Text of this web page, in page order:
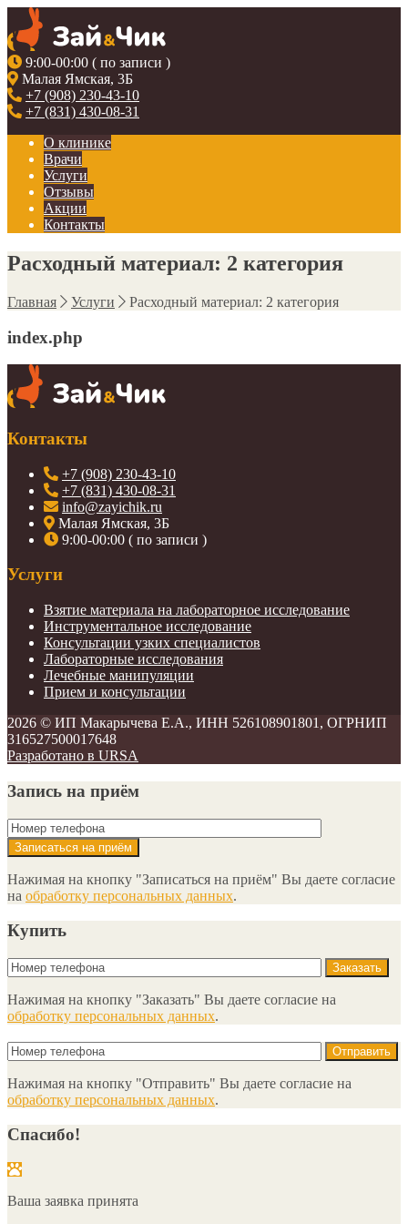
9:00-00:00 ( по записи )
Малая Ямская, 3Б
+7 (908) 230-43-10
+7 (831) 430-08-31
О клинике
Врачи
Услуги
Отзывы
Акции
Контакты
Расходный материал: 2 категория
Главная Услуги Расходный материал: 2 категория
index.php
Контакты
+7 (908) 230-43-10
+7 (831) 430-08-31
info@zayichik.ru
Малая Ямская, 3Б
9:00-00:00 ( по записи )
Услуги
Взятие материала на лабораторное исследование
Инструментальное исследование
Консультации узких специалистов
Лабораторные исследования
Лечебные манипуляции
Прием и консультации
2026 © ИП Макарычева Е.А., ИНН 526108901801, ОГРНИП
316527500017648
Разработано в URSA
Запись на приём
Нажимая на кнопку "Записаться на приём" Вы даете согласие
на обработку персональных данных.
Купить
Нажимая на кнопку "Заказать" Вы даете согласие на
обработку персональных данных.
Нажимая на кнопку "Отправить" Вы даете согласие на
обработку персональных данных.
Спасибо!
Ваша заявка принята